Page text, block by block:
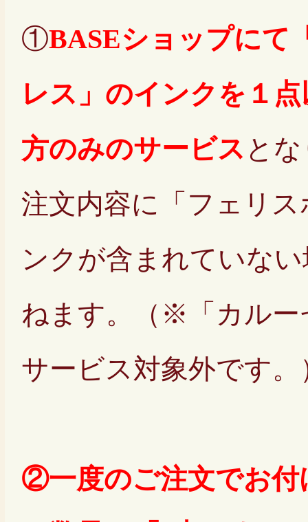
①BASEショップにて
レス」のインクを１
方のみのサービス と
注文内容に「フェリ
ンクが含まれていな
ねます。（※「カルー
サービス対象外です。
②一度のご注文でお付